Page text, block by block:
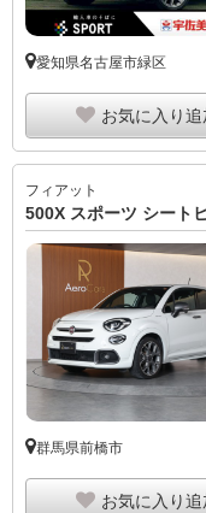
愛知県名古屋市緑区
お気に入り追
フィアット
500X スポーツ シート
群馬県前橋市
お気に入り追